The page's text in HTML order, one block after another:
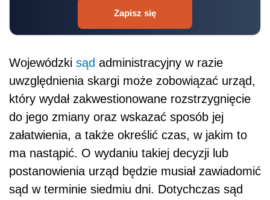
Zapisz się
Wojewódzki sąd administracyjny w razie
uwzględnienia skargi może zobowiązać urząd,
który wydał zakwestionowane rozstrzygnięcie
do jego zmiany oraz wskazać sposób jej
załatwienia, a także określić czas, w jakim to
ma nastąpić. O wydaniu takiej decyzji lub
postanowienia urząd będzie musiał zawiadomić
sąd w terminie siedmiu dni. Dotychczas sąd